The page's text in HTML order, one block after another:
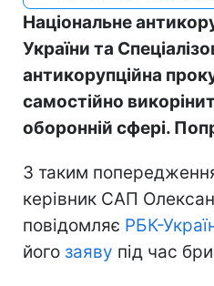
Національне
України та
антикорупційна
самостійно
оборонній сфері.
З таким
керівник САП
повідомляє РБК-
його заяву під час